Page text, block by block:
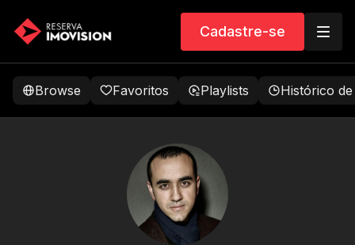
Cadastre-se
Browse Favoritos Playlists Histórico